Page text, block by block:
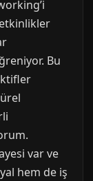
Bu
var ve
hem de iş